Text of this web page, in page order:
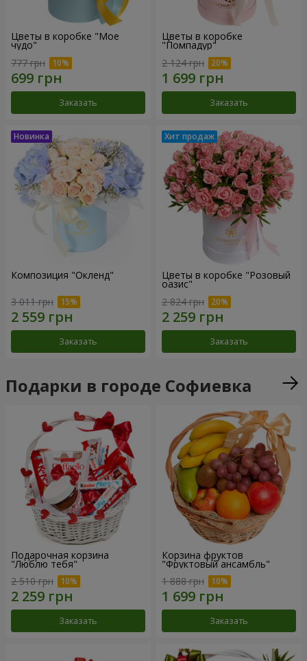
Цветы в коробке "Мое
чудо"
777 грн
Заказать
Цветы в коробке
"Помпадур"
2 124 грн
Заказать
Композиция "Окленд"
3 011 грн
Заказать
Цветы в коробке "Розовый
оазис"
2 824 грн
Заказать
Подарки в городе Софиевка
Подарочная корзина
"Люблю тебя"
2 510 грн
Заказать
Корзина фруктов
"Фруктовый ансамбль"
1 888 грн
Заказать